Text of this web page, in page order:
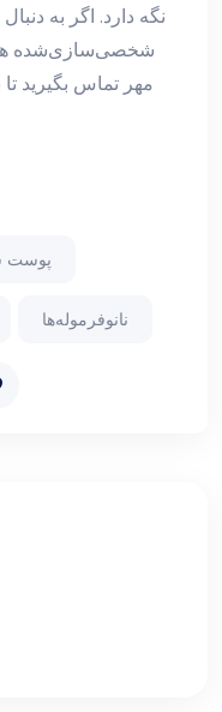
شخصی‌سازی‌شده
مهر تماس بگیرید
پوست
نانوفرموله‌ها